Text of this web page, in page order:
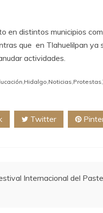
en distintos municipios
que en Tlahuelilpan ya
actividades.
Hidalgo Noticias Protestas
Twitter
Internacional del Paste.